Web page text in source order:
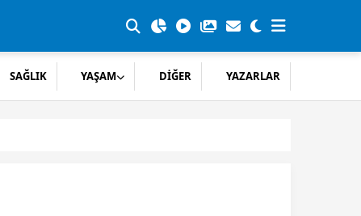
SAĞLIK YAŞAM DİĞER YAZARLAR